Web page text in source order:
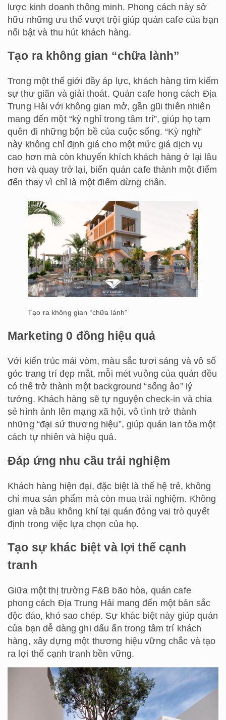
lược kinh doanh thông minh. Phong cách này sở
hữu những ưu thế vượt trội giúp quán cafe của bạn
nổi bật và thu hút khách hàng.
Tạo ra không gian “chữa lành”
Trong một thế giới đầy áp lực, khách hàng tìm kiếm
sự thư giãn và giải thoát. Quán cafe hong cách Địa
Trung Hải với không gian mở, gần gũi thiên nhiên
mang đến một “kỳ nghỉ trong tâm trí”, giúp họ tạm
quên đi những bộn bề của cuộc sống. “Kỳ nghỉ”
này không chỉ định giá cho một mức giá dịch vụ
cao hơn mà còn khuyến khích khách hàng ở lại lâu
hơn và quay trở lại, biến quán cafe thành một điểm
đến thay vì chỉ là một điểm dừng chân.
Tạo ra không gian “chữa lành”
Marketing 0 đồng hiệu quả
Với kiến trúc mái vòm, màu sắc tươi sáng và vô số
góc trang trí đẹp mắt, mỗi mét vuông của quán đều
có thể trở thành một background “sống ảo” lý
tưởng. Khách hàng sẽ tự nguyện check-in và chia
sẻ hình ảnh lên mạng xã hội, vô tình trở thành
những “đại sứ thương hiệu”, giúp quán lan tỏa một
cách tự nhiên và hiệu quả.
Đáp ứng nhu cầu trải nghiệm
Khách hàng hiện đại, đặc biệt là thế hệ trẻ, không
chỉ mua sản phẩm mà còn mua trải nghiệm. Không
gian và bầu không khí tại quán đóng vai trò quyết
định trong việc lựa chọn của họ.
Tạo sự khác biệt và lợi thế cạnh
tranh
Giữa một thị trường F&B bão hòa, quán cafe
phong cách Địa Trung Hải mang đến một bản sắc
độc đáo, khó sao chép. Sự khác biệt này giúp quán
của bạn dễ dàng ghi dấu ấn trong tâm trí khách
hàng, xây dựng một thương hiệu vững chắc và tạo
ra lợi thế cạnh tranh bền vững.